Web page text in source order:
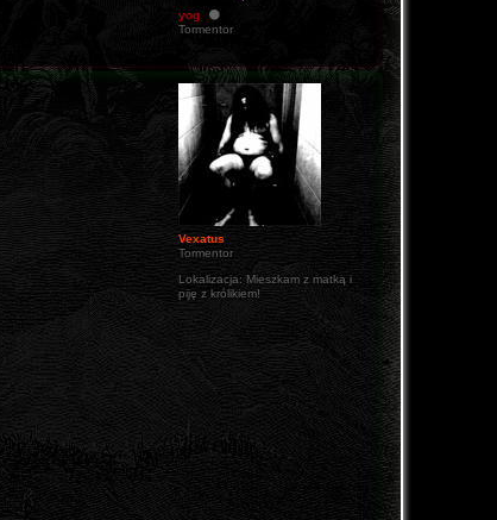
yog
Tormentor
Vexatus
Tormentor
Lokalizacja: Mieszkam z matką i
piję z królikiem!